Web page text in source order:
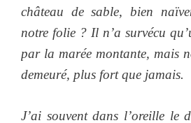
château de sable, bien
notre folie ? Il n’a survécu
par la marée montante, mais
demeuré, plus fort que jamais.
J’ai souvent dans l’oreille le